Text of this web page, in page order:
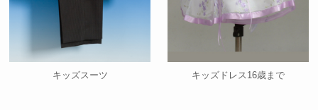
キッズスーツ キッズドレス16歳まで